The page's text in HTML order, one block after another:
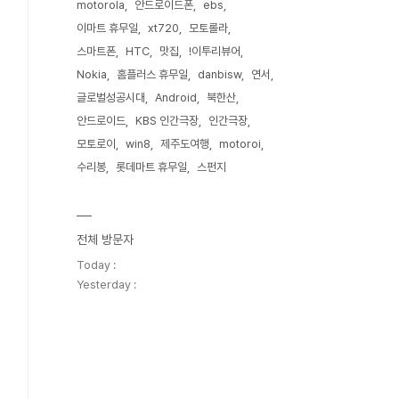
motorola 안드로이드폰
ebs
이마트 휴무일
xt720
모토롤라
스마트폰
HTC 맛집
!이투리뷰어
Nokia
홈플러스 휴무일 danbisw
연서
글로벌성공시대
Android
북한산
안드로이드
KBS 인간극장
인간극장
모토로이
win8 제주도여행
motoroi
수리봉
롯데마트 휴무일 스펀지
전체 방문자
Today :
Yesterday :